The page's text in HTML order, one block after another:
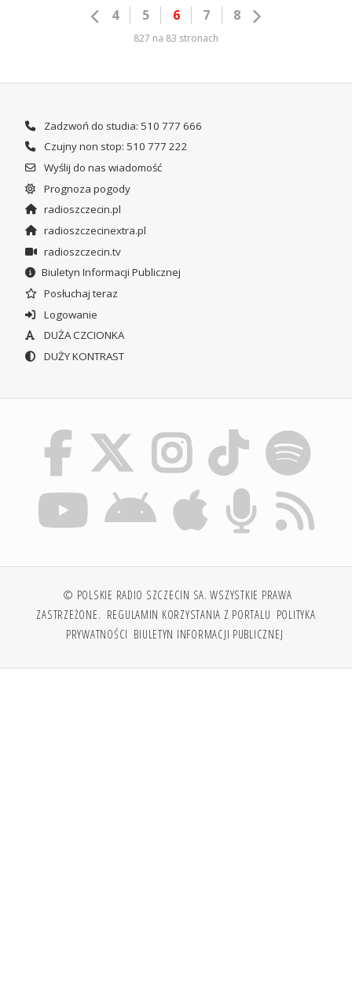
4 5 6 7 8
827 na 83 stronach
Zadzwoń do studia: 510 777 666
Czujny non stop: 510 777 222
Wyślij do nas wiadomość
Prognoza pogody
radioszczecin.pl
radioszczecinextra.pl
radioszczecin.tv
Biuletyn Informacji Publicznej
Posłuchaj teraz
Logowanie
DUŻA CZCIONKA
DUŻY KONTRAST
© POLSKIE RADIO SZCZECIN SA. WSZYSTKIE PRAWA
ZASTRZEŻONE. REGULAMIN KORZYSTANIA Z PORTALU POLITYKA
PRYWATNOŚCI BIULETYN INFORMACJI PUBLICZNEJ